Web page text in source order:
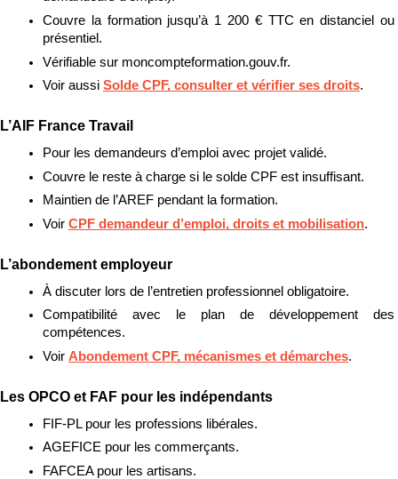
Couvre la formation jusqu’à 1 200 € TTC en distanciel ou
présentiel.
Vérifiable sur moncompteformation.gouv.fr.
Voir aussi Solde CPF, consulter et vérifier ses droits.
L’AIF France Travail
Pour les demandeurs d’emploi avec projet validé.
Couvre le reste à charge si le solde CPF est insuffisant.
Maintien de l’AREF pendant la formation.
Voir CPF demandeur d’emploi, droits et mobilisation.
L’abondement employeur
À discuter lors de l’entretien professionnel obligatoire.
Compatibilité avec le plan de développement des
compétences.
Voir Abondement CPF, mécanismes et démarches.
Les OPCO et FAF pour les indépendants
FIF-PL pour les professions libérales.
AGEFICE pour les commerçants.
FAFCEA pour les artisans.